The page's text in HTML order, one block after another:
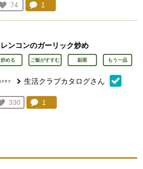
お気に入り登録：
74
人が登録
コメント：
1
レンコンのガーリック炒め
炒める ご飯がすすむ 副菜 もう一品
生活クラブカタログさん
お気に入り登録：
330
人が登録
コメント：
1